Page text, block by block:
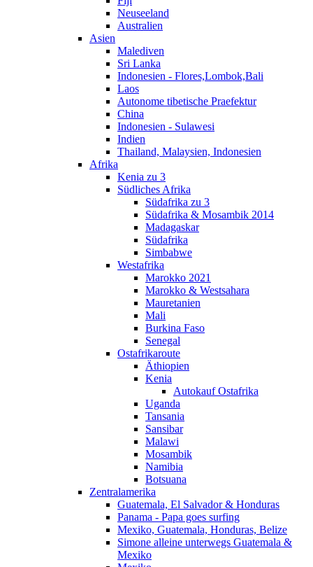
Neuseeland
Australien
Asien
Malediven
Sri Lanka
Indonesien - Flores,Lombok,Bali
Laos
Autonome tibetische Praefektur
China
Indonesien - Sulawesi
Indien
Thailand, Malaysien, Indonesien
Afrika
Kenia zu 3
Südliches Afrika
Südafrika zu 3
Südafrika & Mosambik 2014
Madagaskar
Südafrika
Simbabwe
Westafrika
Marokko 2021
Marokko & Westsahara
Mauretanien
Mali
Burkina Faso
Senegal
Ostafrikaroute
Äthiopien
Kenia
Autokauf Ostafrika
Uganda
Tansania
Sansibar
Malawi
Mosambik
Namibia
Botsuana
Zentralamerika
Guatemala, El Salvador & Honduras
Panama - Papa goes surfing
Mexiko, Guatemala, Honduras, Belize
Simone alleine unterwegs Guatemala &
Mexiko